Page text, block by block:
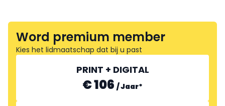
Word premium member
Kies het lidmaatschap dat bij u past
PRINT + DIGITAL
€ 106 /Jaar*